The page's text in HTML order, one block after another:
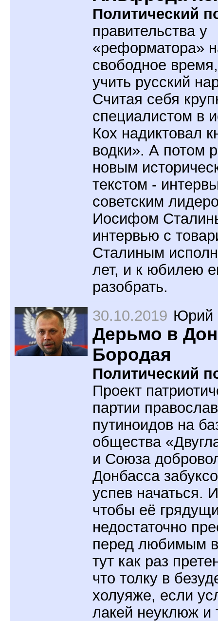
Политический
правительства у
«реформатора»
свободное
учить русский
Считая себя
специалистом в
Кох надиктовал
водки». А потом
новым
текстом -
советским
Иосифом
интервью с
Сталиным
лет, и к юбилею
разобрать.
30.10.2019 Юрий
Дерьмо в
Бородая
Политический
Проект
партии
путиноидов на
общества
и Союза
Донбасса
успев начаться.
чтобы её
недостаточно
перед любимым
тут как раз
что толку в
холуяже, если
лакей неуклюж и